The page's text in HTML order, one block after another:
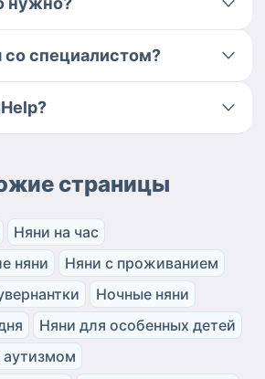
со специалистом?
страницы
Няни на час
няни
Няни с проживанием
Ночные няни
Няни для особенных детей
аутизмом